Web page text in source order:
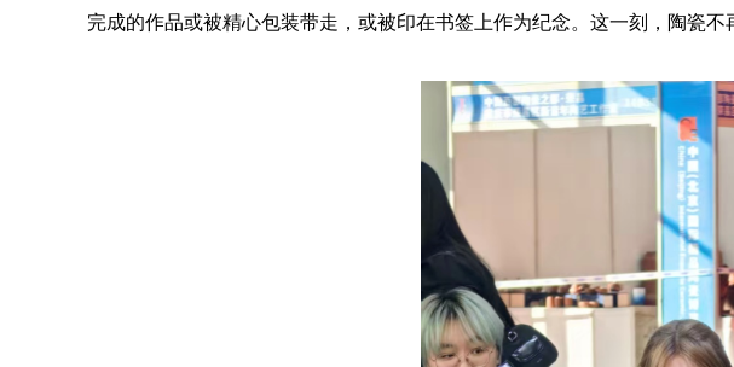
完成的作品或被精心包装带走，或被印在书签上作为纪念。这一刻，陶瓷